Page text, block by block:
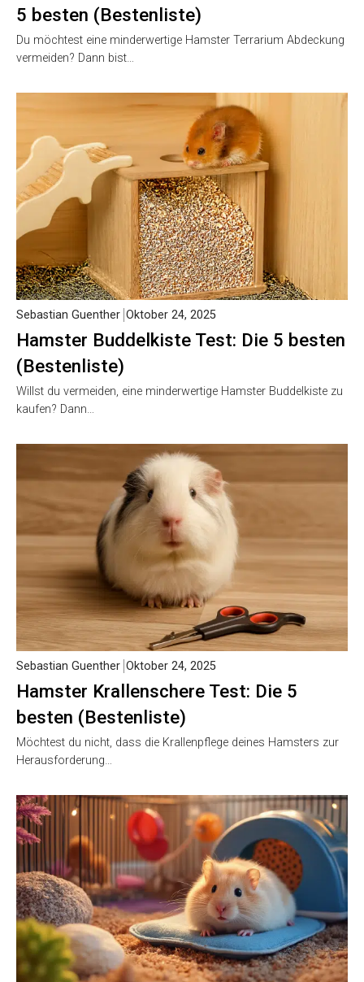
5 besten (Bestenliste)
Du möchtest eine minderwertige Hamster Terrarium Abdeckung
vermeiden? Dann bist…
Hamster Buddelkiste Test: Die 5 besten
(Bestenliste)
Sebastian Guenther Oktober 24, 2025
Willst du vermeiden, eine minderwertige Hamster Buddelkiste zu
kaufen? Dann…
Hamster Krallenschere Test: Die 5
besten (Bestenliste)
Sebastian Guenther Oktober 24, 2025
Möchtest du nicht, dass die Krallenpflege deines Hamsters zur
Herausforderung…